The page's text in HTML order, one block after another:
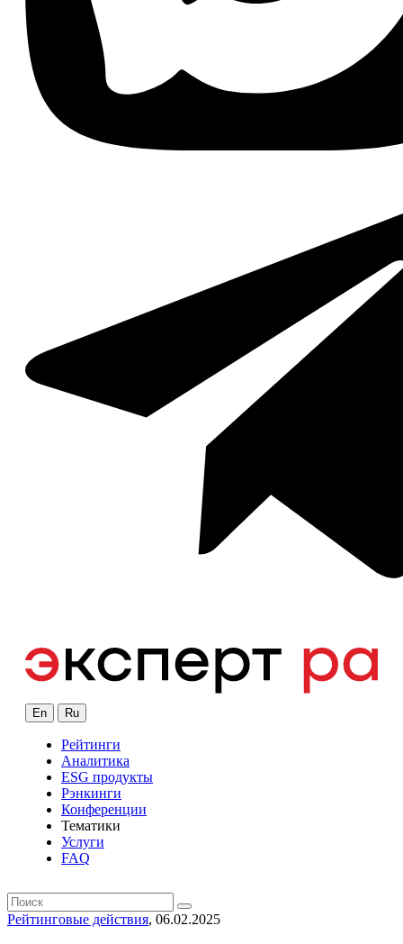
En Ru
Рейтинги
Аналитика
ESG продукты
Рэнкинги
Конференции
Тематики
Услуги
FAQ
Рейтинговые действия, 06.02.2025